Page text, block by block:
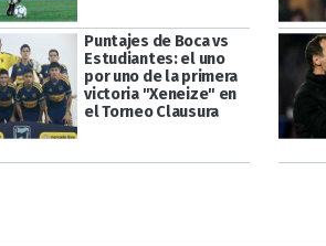
Puntajes de Boca vs
Estudiantes: el uno
por uno de la primera
victoria "Xeneize" en
el Torneo Clausura